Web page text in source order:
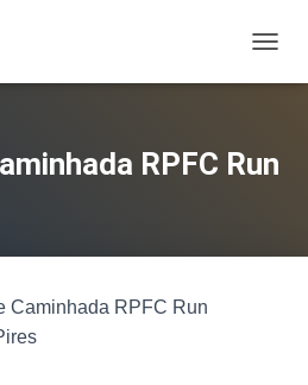
L
N
RPFC Run
Caminhada RPFC Run